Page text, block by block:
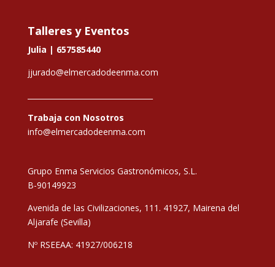
Talleres y Eventos
Julia | 657585440
jjurado@elmercadodeenma.com
Trabaja con Nosotros
info@elmercadodeenma.com
Grupo Enma Servicios Gastronómicos, S.L.
B-90149923
Avenida de las Civilizaciones, 111. 41927, Mairena del
Aljarafe (Sevilla)
Nº RSEEAA: 41927/006218